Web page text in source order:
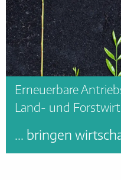
Erneuerbare
Land- und
... bringen